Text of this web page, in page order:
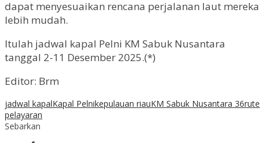
dapat menyesuaikan rencana perjalanan laut mereka
lebih mudah.
Itulah jadwal kapal Pelni KM Sabuk Nusantara
tanggal 2-11 Desember 2025.(*)
Editor: Brm
jadwal kapalKapal Pelnikepulauan riauKM Sabuk Nusantara 36rute
pelayaran
Sebarkan